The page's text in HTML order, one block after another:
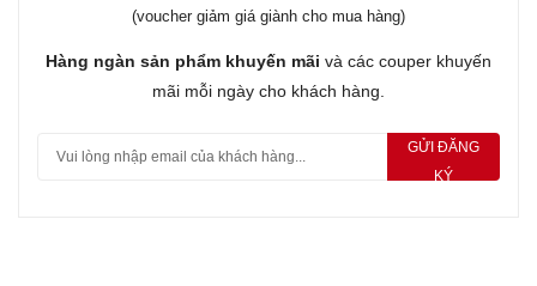
(voucher giảm giá giành cho mua hàng)
Hàng ngàn sản phẩm khuyến mãi và các couper khuyến
mãi mỗi ngày cho khách hàng.
GỬI ĐĂNG
KÝ